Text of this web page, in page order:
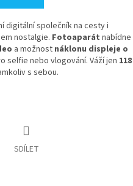
digitální společník na cesty i
nostalgie. Fotoaparát nabídne
a možnost náklonu displeje o
selfie nebo vlogování. Váží jen
s sebou.
SDÍLET